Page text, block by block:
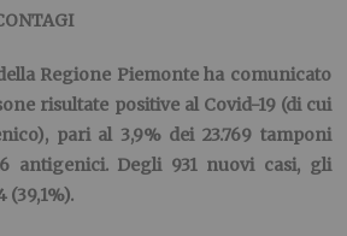
Regione Piemonte ha comunicato
risultate positive al Covid-19 (di cui
pari al 3,9%dei 23.769 tamponi
antigenici. Degli 931 nuovi casi, gli
(39,1%).